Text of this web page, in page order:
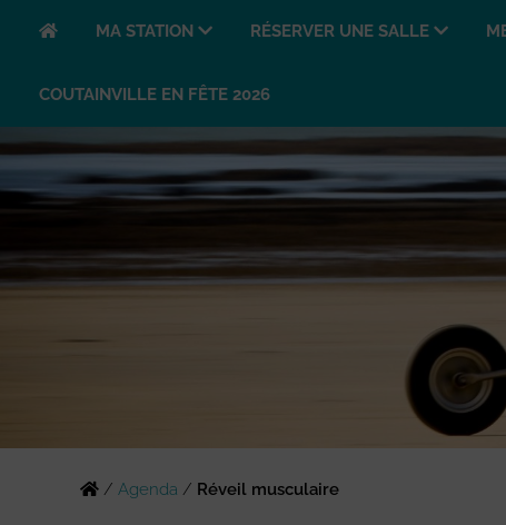
MA STATION RÉSERVER UNE SALLE
COUTAINVILLE EN FÊTE 2026
/ Agenda / Réveil musculaire